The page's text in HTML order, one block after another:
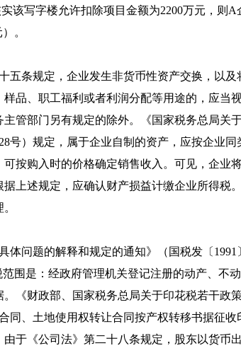
该写字楼允许扣除项目金额为2200万元，则A
。
五条规定，企业发生非货币性资产交换，以
品、职工福利或者利润分配等用途的，应当
管部门另有规定的除外。《国家税务总局关
号）规定，属于企业自制的资产，应按企业
按购入时的价格确定销售收入。可见，企业
上述规定，应确认财产损益计缴企业所得税
体问题的解释和规定的通知》（ 国税发〔1991
围是：经政府管理机关登记注册的动产、不
。《财政部、国家税务总局关于印花税若干政
同、土地使用权转让合同按产权转移书据征
于《公司法》第二十八条规定，股东以货币